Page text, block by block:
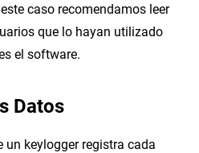
caso recomendamos leer
que lo hayan utilizado
el software.
Datos
un keylogger registra cada